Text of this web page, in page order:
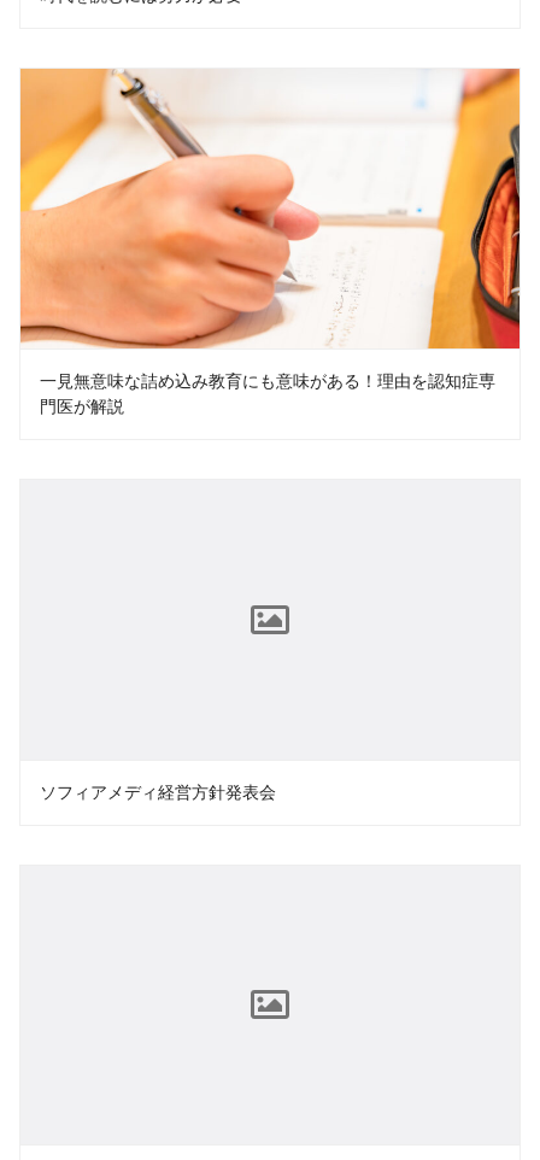
一見無意味な詰め込み教育にも意味がある！理由を認知症専
門医が解説
ソフィアメディ経営方針発表会